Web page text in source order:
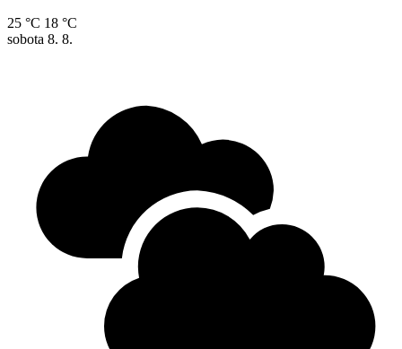
25 °C 18 °C
sobota 8. 8.